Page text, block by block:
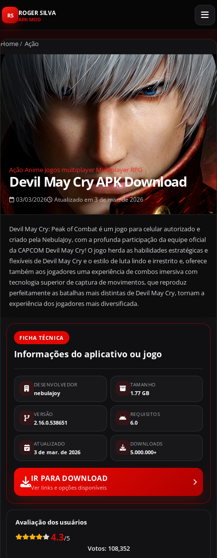
RS ROGER SILVA
APK MOD
Home/ Ação
Ação Animejogos multiplayer MultiplayerRPG
Devil May Cry APK Download
03/03/2026 Atualizado em 3 de mar. de 2026
Devil May Cry: Peak of Combat é um jogo para celular autorizado e
criado pela NebulaJoy, com a profunda participação da equipe oficial
da CAPCOM Devil May Cry! O jogo herda as habilidades estratégicas e
flexíveis de Devil May Cry e o estilo de luta lindo e irrestrito e, oferece
também aos jogadores uma experiência de combos imersiva com
tecnologia superior de captura de movimentos, que reproduz
perfeitamente as batalhas mais distintas de Devil May Cry, tornam a
experiência dos jogadores mais diversificada.
FICHA TÉCNICA
Informações do aplicativo ou jogo
DESENVOLVEDOR
nebulajoy
TAMANHO
1.77 GB
VERSÃO
2.16.0.538651
REQUISITOS
6.0
ATUALIZADO
3 de mar. de 2026
DOWNLOADS
5.000.000+
IR PARA DOWNLOAD
Ver links e opções disponíveis
Avaliação dos usuários
4.3/5
Votos: 108,352